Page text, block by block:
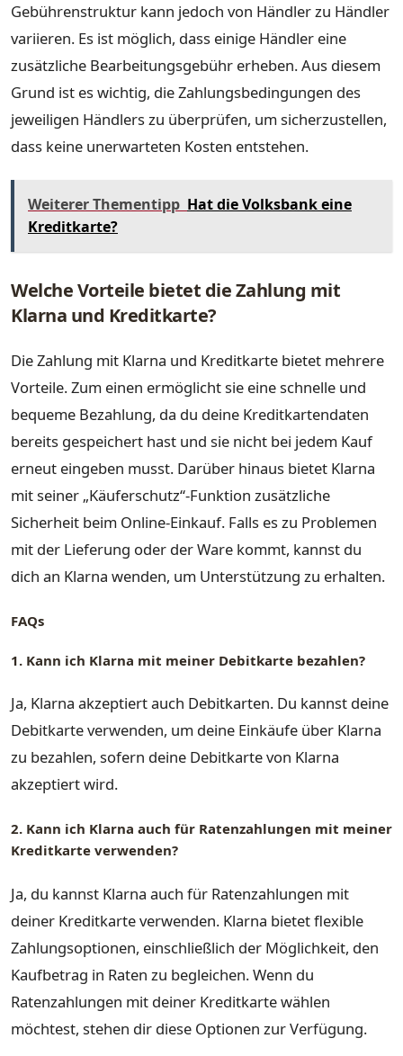
Gebührenstruktur kann jedoch von Händler zu Händler
variieren. Es ist möglich, dass einige Händler eine
zusätzliche Bearbeitungsgebühr erheben. Aus diesem
Grund ist es wichtig, die Zahlungsbedingungen des
jeweiligen Händlers zu überprüfen, um sicherzustellen,
dass keine unerwarteten Kosten entstehen.
Weiterer Thementipp Hat die Volksbank eine
Kreditkarte?
Welche Vorteile bietet die Zahlung mit
Klarna und Kreditkarte?
Die Zahlung mit Klarna und Kreditkarte bietet mehrere
Vorteile. Zum einen ermöglicht sie eine schnelle und
bequeme Bezahlung, da du deine Kreditkartendaten
bereits gespeichert hast und sie nicht bei jedem Kauf
erneut eingeben musst. Darüber hinaus bietet Klarna
mit seiner „Käuferschutz“-Funktion zusätzliche
Sicherheit beim Online-Einkauf. Falls es zu Problemen
mit der Lieferung oder der Ware kommt, kannst du
dich an Klarna wenden, um Unterstützung zu erhalten.
FAQs
1. Kann ich Klarna mit meiner Debitkarte bezahlen?
Ja, Klarna akzeptiert auch Debitkarten. Du kannst deine
Debitkarte verwenden, um deine Einkäufe über Klarna
zu bezahlen, sofern deine Debitkarte von Klarna
akzeptiert wird.
2. Kann ich Klarna auch für Ratenzahlungen mit meiner
Kreditkarte verwenden?
Ja, du kannst Klarna auch für Ratenzahlungen mit
deiner Kreditkarte verwenden. Klarna bietet flexible
Zahlungsoptionen, einschließlich der Möglichkeit, den
Kaufbetrag in Raten zu begleichen. Wenn du
Ratenzahlungen mit deiner Kreditkarte wählen
möchtest, stehen dir diese Optionen zur Verfügung.